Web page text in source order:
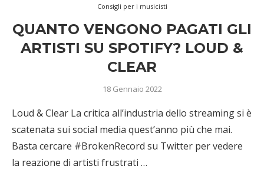
Consigli per i musicisti
QUANTO VENGONO PAGATI GLI
ARTISTI SU SPOTIFY? LOUD &
CLEAR
18 Gennaio 2022
Loud & Clear La critica all’industria dello streaming si è
scatenata sui social media quest’anno più che mai.
Basta cercare #BrokenRecord su Twitter per vedere
la reazione di artisti frustrati …